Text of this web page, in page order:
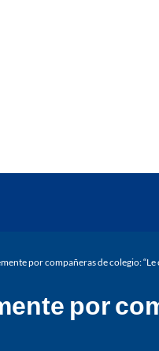
por compañeras de colegio:
por